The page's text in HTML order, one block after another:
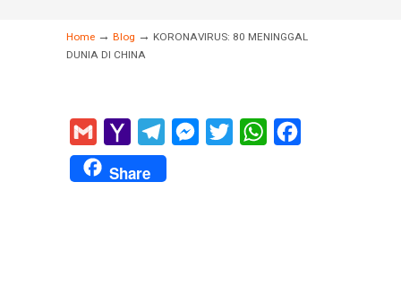
Home → Blog → KORONAVIRUS: 80 MENINGGAL
DUNIA DI CHINA
Gmail
Yahoo
Mail
TelegramMessenger
Twitter WhatsApp
Share